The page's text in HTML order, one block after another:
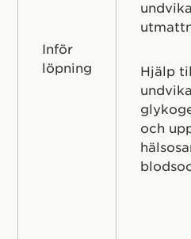
Inför
löpning
undvika
Hjälp
undvika
och